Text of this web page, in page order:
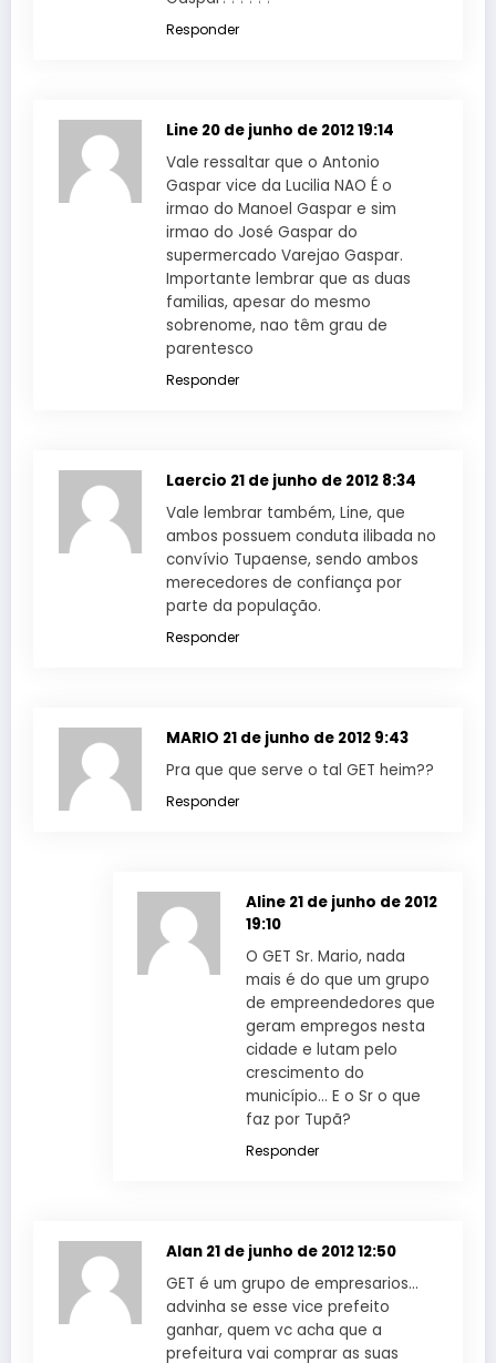
Responder
Line 20 de junho de 2012 19:14
Vale ressaltar que o Antonio
Gaspar vice da Lucilia NAO É o
irmao do Manoel Gaspar e sim
irmao do José Gaspar do
supermercado Varejao Gaspar.
Importante lembrar que as duas
familias, apesar do mesmo
sobrenome, nao têm grau de
parentesco
Responder
Laercio 21 de junho de 2012 8:34
Vale lembrar também, Line, que
ambos possuem conduta ilibada no
convívio Tupaense, sendo ambos
merecedores de confiança por
parte da população.
Responder
MARIO 21 de junho de 2012 9:43
Pra que que serve o tal GET heim??
Responder
Aline 21 de junho de 2012
19:10
O GET Sr. Mario, nada
mais é do que um grupo
de empreendedores que
geram empregos nesta
cidade e lutam pelo
crescimento do
município… E o Sr o que
faz por Tupã?
Responder
Alan 21 de junho de 2012 12:50
GET é um grupo de empresarios…
advinha se esse vice prefeito
ganhar, quem vc acha que a
prefeitura vai comprar as suas